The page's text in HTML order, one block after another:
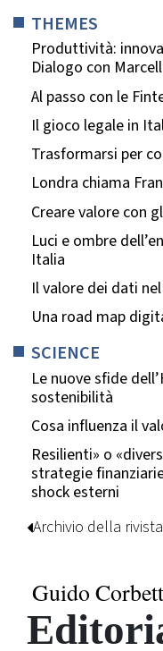
THEMES
Produttività:
Dialogo con
Al passo con le
Il gioco legale in
Trasformarsi per
Londra chiama
Creare valore con
Luci e ombre
Italia
Il valore dei dati
Una road map
SCIENCE
Le nuove sfide
sostenibilità
Cosa influenza il
Resilienti» o
strategie
shock esterni
Archivio della rivista
Guido